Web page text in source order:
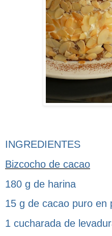
INGREDIENTES
Bizcocho de cacao
180 g de harina
15 g de cacao puro en
1 cucharada de